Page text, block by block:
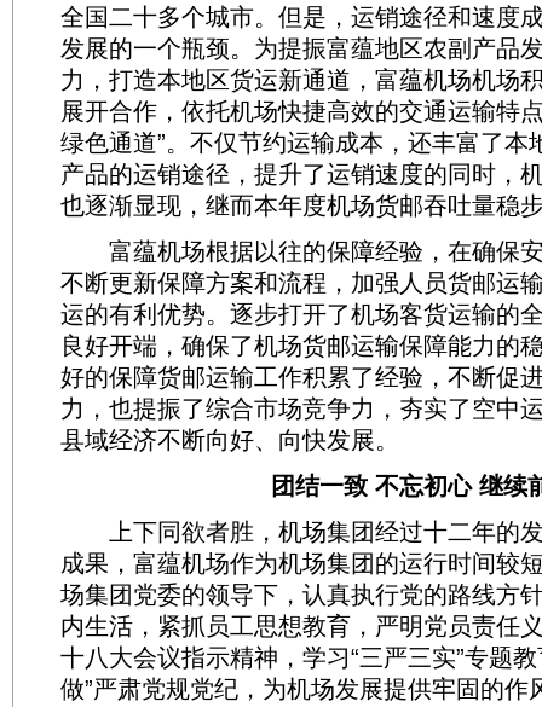
全国二十多个城市。但是，运销途径和速度
发展的一个瓶颈。为提振富蕴地区农副产品
力，打造本地区货运新通道，富蕴机场机场
展开合作，依托机场快捷高效的交通运输特
绿色通道”。不仅节约运输成本，还丰富了本
产品的运销途径，提升了运销速度的同时，
也逐渐显现，继而本年度机场货邮吞吐量稳
富蕴机场根据以往的保障经验，在确保
不断更新保障方案和流程，加强人员货邮运
运的有利优势。逐步打开了机场客货运输的
良好开端，确保了机场货邮运输保障能力的
好的保障货邮运输工作积累了经验，不断促
力，也提振了综合市场竞争力，夯实了空中
县域经济不断向好、向快发展。
团结一致 不忘初心 继续
上下同欲者胜，机场集团经过十二年的
成果，富蕴机场作为机场集团的运行时间较
场集团党委的领导下，认真执行党的路线方
内生活，紧抓员工思想教育，严明党员责任
十八大会议指示精神，学习“三严三实”专题
做”严肃党规党纪，为机场发展提供牢固的作